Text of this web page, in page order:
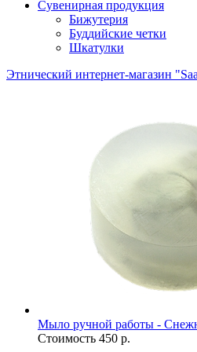
Сувенирная продукция
Бижутерия
Буддийские четки
Шкатулки
Этнический интернет-магазин
Мыло ручной работы -
Стоимость 450 р.